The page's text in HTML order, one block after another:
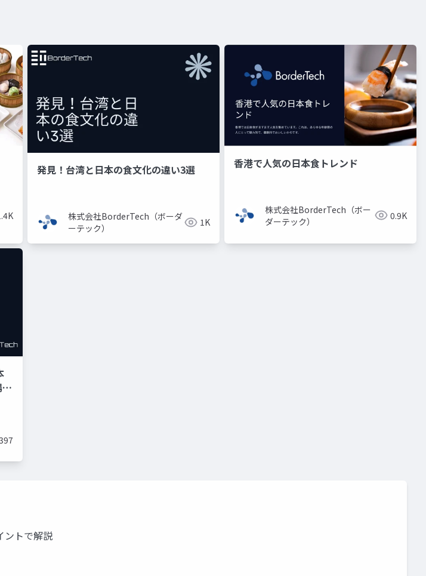
発見！台湾と日本の食文化の違い3選
株式会社BorderTech（ボーダ
ーテック）
1K
香港で人気の日本食トレンド
株式会社BorderTech（ボー
ダーテック）
0.9K
ントで解説